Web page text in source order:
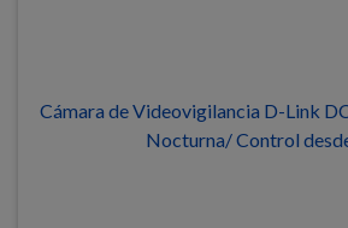
Cámara de Videovigilancia D-Link
Nocturna/ Control